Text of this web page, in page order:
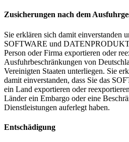
Zusicherungen nach dem
Sie erklären sich damit einverstanden
SOFTWARE und
Person oder Firma exportieren oder
Ausfuhrbeschränkungen von
Vereinigten Staaten unterliegen. Sie
damit einverstanden, dass Sie das
ein Land exportieren oder
Länder ein Embargo oder eine
Dienstleistungen auferlegt haben.
Entschädigung